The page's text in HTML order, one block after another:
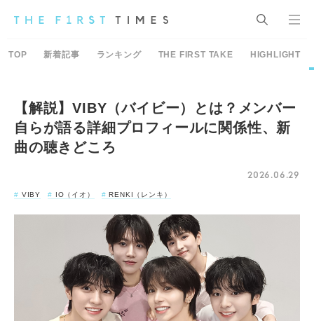
TOP 新着記事 ランキング THE FIRST TAKE HIGHLIGHT
【解説】VIBY（バイビー）とは？メンバー
自らが語る詳細プロフィールに関係性、新
曲の聴きどころ
2026.06.29
VIBY IO（イオ） RENKI（レンキ）